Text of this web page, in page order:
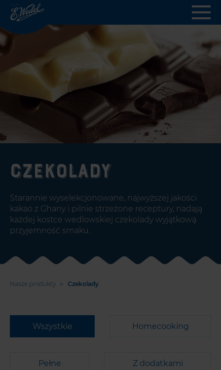
Wedel.pl
główna
Czekolady
Starannie wyselekcjonowane, najwyższej jakości
kakao z Ghany i pilnie strzeżone receptury, nadają
każdej kostce wedlowskiej czekolady wyjątkową
przyjemność smaku.
Nasze produkty > Czekolady
Wszystkie Homecooking
Pełne Z dodatkami